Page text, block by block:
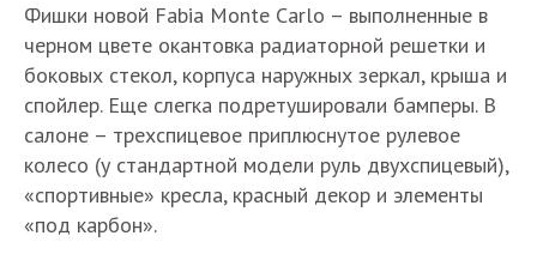
Фишки новой Fabia Monte Carlo – выполненные в
черном цвете окантовка радиаторной решетки и
боковых стекол, корпуса наружных зеркал, крыша и
спойлер. Еще слегка подретушировали бамперы. В
салоне – трехспицевое приплюснутое рулевое
колесо (у стандартной модели руль двухспицевый),
«спортивные» кресла, красный декор и элементы
«под карбон».